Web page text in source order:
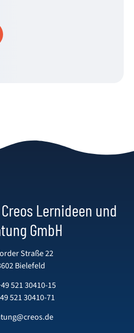
Lernideen und
GmbH
Straße 22
Bielefeld
521 30410-15
521 30410-71